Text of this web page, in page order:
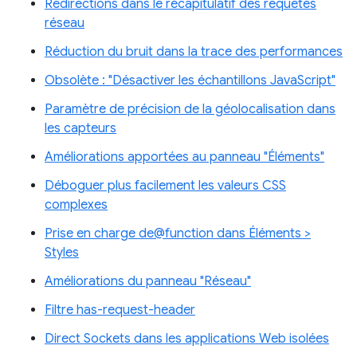
Redirections dans le récapitulatif des requêtes
réseau
Réduction du bruit dans la trace des performances
Obsolète : "Désactiver les échantillons JavaScript"
Paramètre de précision de la géolocalisation dans
les capteurs
Améliorations apportées au panneau "Éléments"
Déboguer plus facilement les valeurs CSS
complexes
Prise en charge de@function dans Éléments >
Styles
Améliorations du panneau "Réseau"
Filtre has-request-header
Direct Sockets dans les applications Web isolées